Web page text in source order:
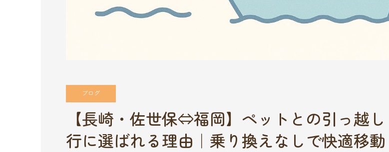
ブログ
【長崎・佐世保⇔福岡】ペットとの引っ越
行に選ばれる理由｜乗り換えなしで快適移動